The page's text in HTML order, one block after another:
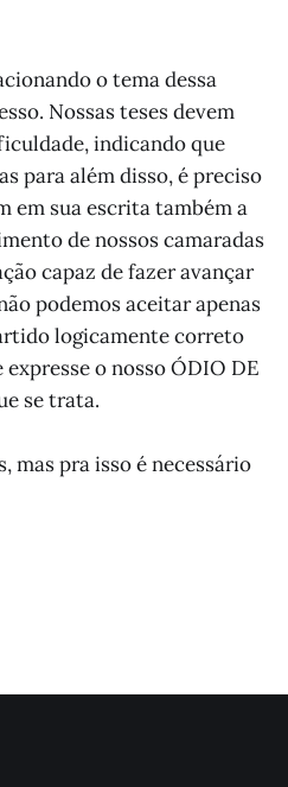
o tema dessa
Nossas teses devem
indicando que
para além disso, é preciso
em sua escrita também a
de nossos camaradas
capaz de fazer avançar
podemos aceitar apenas
logicamente correto
o nosso ÓDIO DE
se trata.
mas pra isso é necessário